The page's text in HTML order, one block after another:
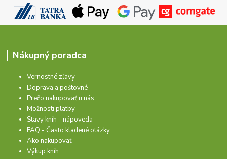
Nákupný poradca
Vernostné zľavy
Doprava a poštovné
Prečo nakupovať u nás
Možnosti platby
Stavy kníh - nápoveda
FAQ - Často kladené otázky
Ako nakupovať
Výkup kníh